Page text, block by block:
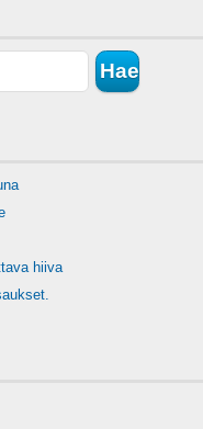
hiiva